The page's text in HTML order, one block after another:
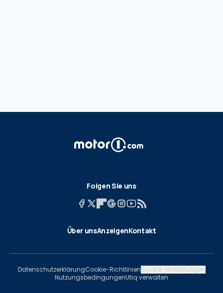
Folgen Sie uns
Über unsAnzeigenKontakt
DatenschutzerklärungCookie-RichtlinienCookie-Einstellungen
NutzungsbedingungenUtiq verwalten